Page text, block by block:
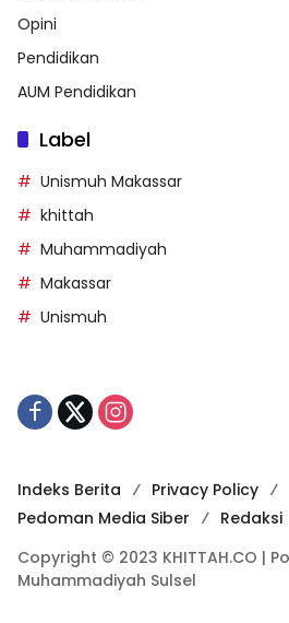
Opini
Pendidikan
AUM Pendidikan
Label
Unismuh Makassar
khittah
Muhammadiyah
Makassar
Unismuh
Indeks Berita
Privacy Policy
Pedoman Media Siber
Redaksi
Copyright © 2023 KHITTAH.CO |
Muhammadiyah Sulsel